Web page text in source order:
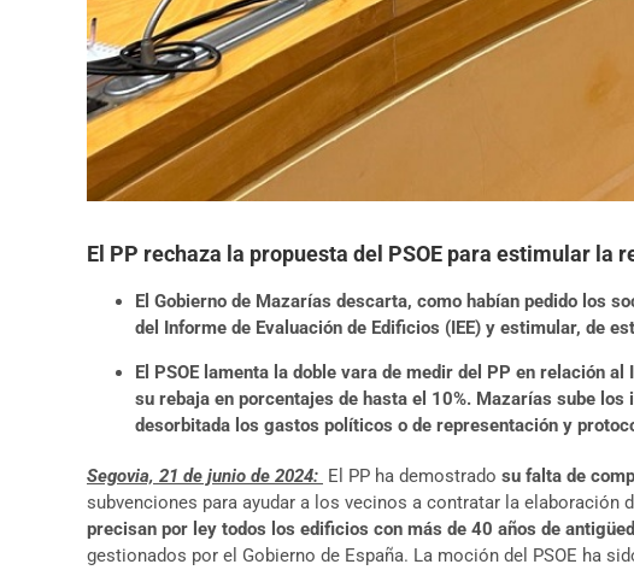
El PP rechaza la propuesta del PSOE para estimular la
El Gobierno de Mazarías descarta, como habían pedido los
del Informe de Evaluación de Edificios (IEE) y estimular, de
El PSOE lamenta la doble vara de medir del PP en relación
su rebaja en porcentajes de hasta el 10%. Mazarías sube los
desorbitada los gastos políticos o de representación y
Segovia, 21 de junio de 2024: El PP ha demostrado su falta de
subvenciones para ayudar a los vecinos a contratar la elaboración
precisan por ley todos los edificios con más de 40 años de
gestionados por el Gobierno de España. La moción del PSOE ha